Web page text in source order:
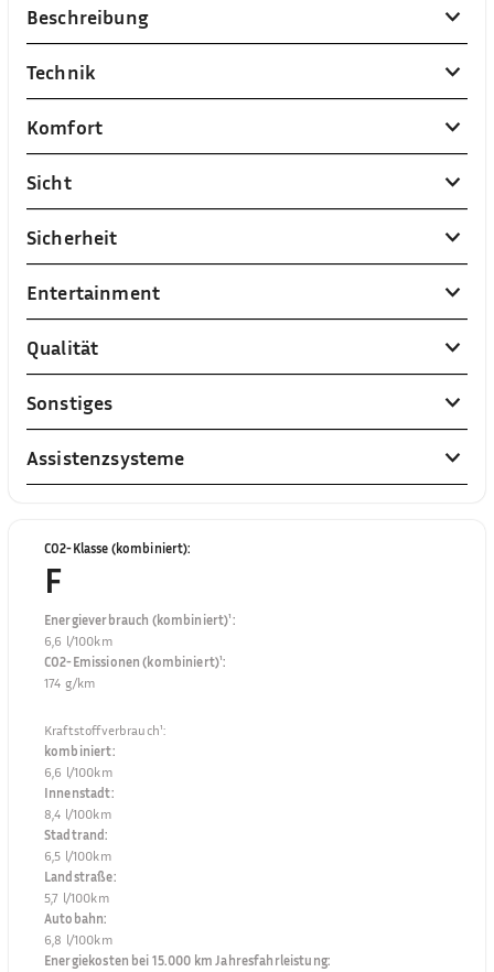
Beschreibung
Technik
Komfort
Sicht
Sicherheit
Entertainment
Qualität
Sonstiges
Assistenzsysteme
CO2-Klasse (kombiniert):
F
Energieverbrauch (kombiniert)¹:
6,6 l/100km
CO2-Emissionen (kombiniert)¹:
174 g/km
Kraftstoffverbrauch¹:
kombiniert:
6,6 l/100km
Innenstadt:
8,4 l/100km
Stadtrand:
6,5 l/100km
Landstraße:
5,7 l/100km
Autobahn:
6,8 l/100km
Energiekosten bei 15.000 km Jahresfahrleistung: